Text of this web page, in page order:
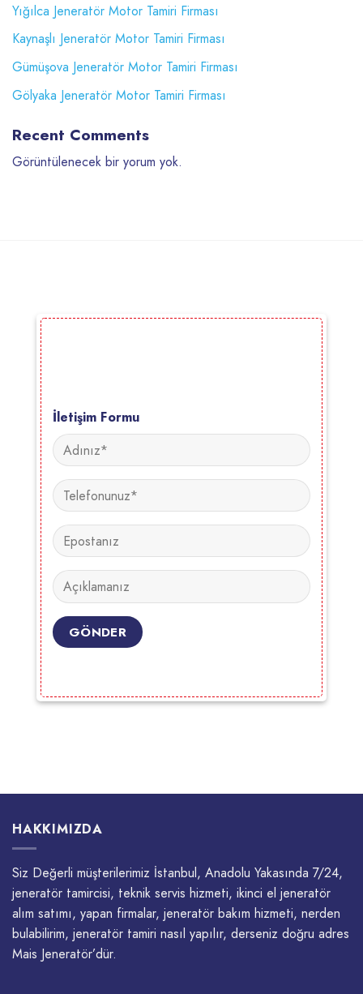
Yığılca Jeneratör Motor Tamiri Firması
Kaynaşlı Jeneratör Motor Tamiri Firması
Gümüşova Jeneratör Motor Tamiri Firması
Gölyaka Jeneratör Motor Tamiri Firması
Recent Comments
Görüntülenecek bir yorum yok.
İletişim Formu
HAKKIMIZDA
Siz Değerli müşterilerimiz İstanbul, Anadolu Yakasında 7/24,
jeneratör tamircisi, teknik servis hizmeti, ikinci el jeneratör
alım satımı, yapan firmalar, jeneratör bakım hizmeti, nerden
bulabilirim, jeneratör tamiri nasıl yapılır, derseniz doğru adres
Mais Jeneratör’dür.